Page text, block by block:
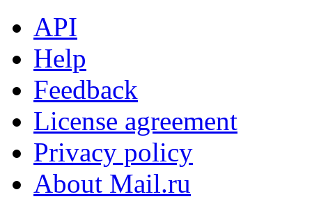
API
Help
Feedback
License agreement
Privacy policy
About Mail.ru